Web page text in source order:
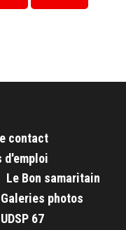
contact
d'emploi
Le Bon samaritain
Galeries photos
UDSP 67